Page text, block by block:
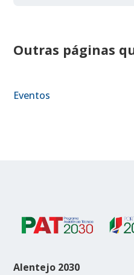
Outras páginas
Eventos
Alentejo 2030